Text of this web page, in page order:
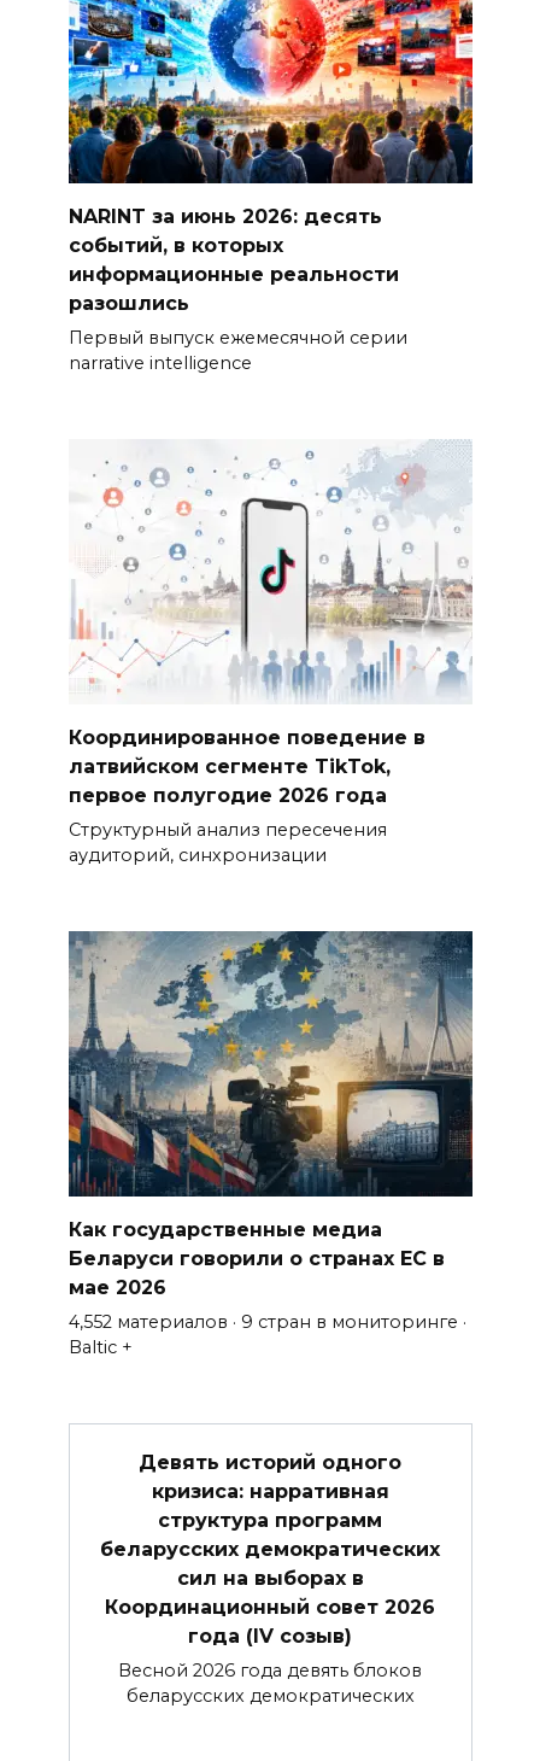
NARINT за июнь 2026: десять
событий, в которых
информационные реальности
разошлись
Первый выпуск ежемесячной серии
narrative intelligence
Координированное поведение в
латвийском сегменте TikTok,
первое полугодие 2026 года
Структурный анализ пересечения
аудиторий, синхронизации
Как государственные медиа
Беларуси говорили о странах ЕС в
мае 2026
4,552 материалов · 9 стран в мониторинге ·
Baltic +
Девять историй одного
кризиса: нарративная
структура программ
беларусских демократических
сил на выборах в
Координационный совет 2026
года (IV созыв)
Весной 2026 года девять блоков
беларусских демократических